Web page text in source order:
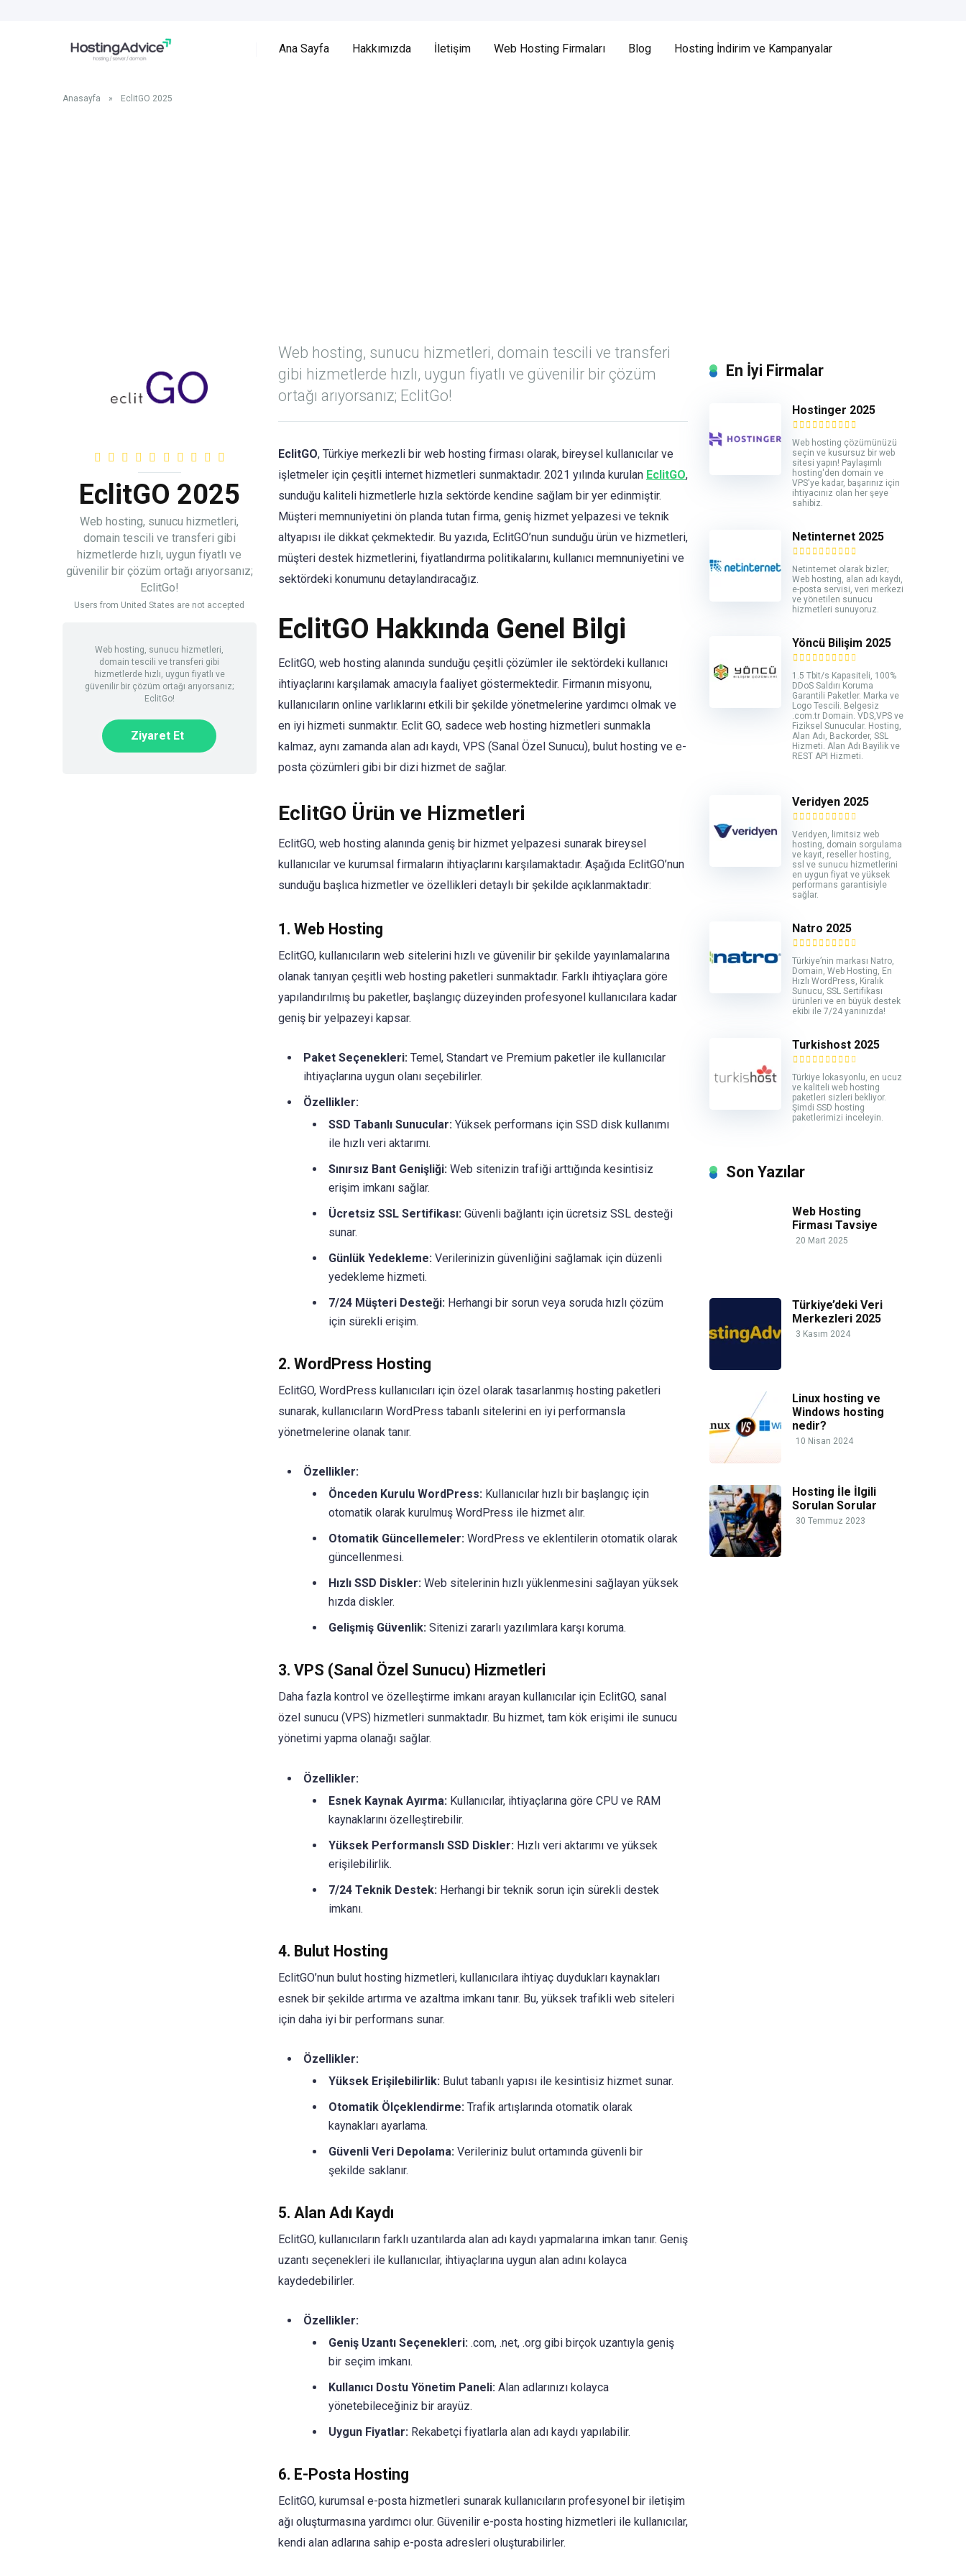
Ana Sayfa Hakkımızda İletişim Web Hosting Firmaları Blog Hosting İndirim ve Kampanyalar
Anasayfa » EclitGO 2025
EclitGO 2025
Web hosting, sunucu hizmetleri,
domain tescili ve transferi gibi
hizmetlerde hızlı, uygun fiyatlı ve
güvenilir bir çözüm ortağı arıyorsanız;
EclitGo!
Users from United States are not accepted
Web hosting, sunucu hizmetleri,
domain tescili ve transferi gibi
hizmetlerde hızlı, uygun fiyatlı ve
güvenilir bir çözüm ortağı arıyorsanız;
EclitGo!
Ziyaret Et
Web hosting, sunucu hizmetleri, domain tescili ve transferi
gibi hizmetlerde hızlı, uygun fiyatlı ve güvenilir bir çözüm
ortağı arıyorsanız; EclitGo!
EclitGO, Türkiye merkezli bir web hosting firması olarak, bireysel kullanıcılar ve
işletmeler için çeşitli internet hizmetleri sunmaktadır. 2021 yılında kurulan EclitGO,
sunduğu kaliteli hizmetlerle hızla sektörde kendine sağlam bir yer edinmiştir.
Müşteri memnuniyetini ön planda tutan firma, geniş hizmet yelpazesi ve teknik
altyapısı ile dikkat çekmektedir. Bu yazıda, EclitGO’nun sunduğu ürün ve hizmetleri,
müşteri destek hizmetlerini, fiyatlandırma politikalarını, kullanıcı memnuniyetini ve
sektördeki konumunu detaylandıracağız.
EclitGO Hakkında Genel Bilgi
EclitGO, web hosting alanında sunduğu çeşitli çözümler ile sektördeki kullanıcı
ihtiyaçlarını karşılamak amacıyla faaliyet göstermektedir. Firmanın misyonu,
kullanıcıların online varlıklarını etkili bir şekilde yönetmelerine yardımcı olmak ve
en iyi hizmeti sunmaktır. Eclit GO, sadece web hosting hizmetleri sunmakla
kalmaz, aynı zamanda alan adı kaydı, VPS (Sanal Özel Sunucu), bulut hosting ve e-
posta çözümleri gibi bir dizi hizmet de sağlar.
EclitGO Ürün ve Hizmetleri
EclitGO, web hosting alanında geniş bir hizmet yelpazesi sunarak bireysel
kullanıcılar ve kurumsal firmaların ihtiyaçlarını karşılamaktadır. Aşağıda EclitGO’nun
sunduğu başlıca hizmetler ve özellikleri detaylı bir şekilde açıklanmaktadır:
1. Web Hosting
EclitGO, kullanıcıların web sitelerini hızlı ve güvenilir bir şekilde yayınlamalarına
olanak tanıyan çeşitli web hosting paketleri sunmaktadır. Farklı ihtiyaçlara göre
yapılandırılmış bu paketler, başlangıç düzeyinden profesyonel kullanıcılara kadar
geniş bir yelpazeyi kapsar.
Paket Seçenekleri: Temel, Standart ve Premium paketler ile kullanıcılar
ihtiyaçlarına uygun olanı seçebilirler.
Özellikler:
SSD Tabanlı Sunucular: Yüksek performans için SSD disk kullanımı
ile hızlı veri aktarımı.
Sınırsız Bant Genişliği: Web sitenizin trafiği arttığında kesintisiz
erişim imkanı sağlar.
Ücretsiz SSL Sertifikası: Güvenli bağlantı için ücretsiz SSL desteği
sunar.
Günlük Yedekleme: Verilerinizin güvenliğini sağlamak için düzenli
yedekleme hizmeti.
7/24 Müşteri Desteği: Herhangi bir sorun veya soruda hızlı çözüm
için sürekli erişim.
2. WordPress Hosting
EclitGO, WordPress kullanıcıları için özel olarak tasarlanmış hosting paketleri
sunarak, kullanıcıların WordPress tabanlı sitelerini en iyi performansla
yönetmelerine olanak tanır.
Özellikler:
Önceden Kurulu WordPress:Kullanıcılar hızlı bir başlangıç için
otomatik olarak kurulmuş WordPress ile hizmet alır.
Otomatik Güncellemeler:WordPress ve eklentilerin otomatik olarak
güncellenmesi.
Hızlı SSD Diskler:Web sitelerinin hızlı yüklenmesini sağlayan yüksek
hızda diskler.
Gelişmiş Güvenlik:Sitenizi zararlı yazılımlara karşı koruma.
3. VPS (Sanal Özel Sunucu) Hizmetleri
Daha fazla kontrol ve özelleştirme imkanı arayan kullanıcılar için EclitGO, sanal
özel sunucu (VPS) hizmetleri sunmaktadır. Bu hizmet, tam kök erişimi ile sunucu
yönetimi yapma olanağı sağlar.
Özellikler:
Esnek Kaynak Ayırma: Kullanıcılar, ihtiyaçlarına göre CPU ve RAM
kaynaklarını özelleştirebilir.
Yüksek Performanslı SSD Diskler: Hızlı veri aktarımı ve yüksek
erişilebilirlik.
7/24 Teknik Destek: Herhangi bir teknik sorun için sürekli destek
imkanı.
4. Bulut Hosting
EclitGO’nun bulut hosting hizmetleri, kullanıcılara ihtiyaç duydukları kaynakları
esnek bir şekilde artırma ve azaltma imkanı tanır. Bu, yüksek trafikli web siteleri
için daha iyi bir performans sunar.
Özellikler:
Yüksek Erişilebilirlik:Bulut tabanlı yapısı ile kesintisiz hizmet sunar.
Otomatik Ölçeklendirme:Trafik artışlarında otomatik olarak
kaynakları ayarlama.
Güvenli Veri Depolama:Verileriniz bulut ortamında güvenli bir
şekilde saklanır.
5. Alan Adı Kaydı
EclitGO, kullanıcıların farklı uzantılarda alan adı kaydı yapmalarına imkan tanır. Geniş
uzantı seçenekleri ile kullanıcılar, ihtiyaçlarına uygun alan adını kolayca
kaydedebilirler.
Özellikler:
Geniş Uzantı Seçenekleri:.com, .net, .org gibi birçok uzantıyla geniş
bir seçim imkanı.
Kullanıcı Dostu Yönetim Paneli:Alan adlarınızı kolayca
yönetebileceğiniz bir arayüz.
Uygun Fiyatlar:Rekabetçi fiyatlarla alan adı kaydı yapılabilir.
6. E-Posta Hosting
EclitGO, kurumsal e-posta hizmetleri sunarak kullanıcıların profesyonel bir iletişim
ağı oluşturmasına yardımcı olur. Güvenilir e-posta hosting hizmetleri ile kullanıcılar,
kendi alan adlarına sahip e-posta adresleri oluşturabilirler.
En İyi Firmalar
Hostinger 2025
Web hosting çözümünüzü
seçin ve kusursuz bir web
sitesi yapın! Paylaşımlı
hosting'den domain ve
VPS'ye kadar, başarınız için
ihtiyacınız olan her şeye
sahibiz.
Netinternet 2025
Netinternet olarak bizler;
Web hosting, alan adı kaydı,
e-posta servisi, veri merkezi
ve yönetilen sunucu
hizmetleri sunuyoruz.
Yöncü Bilişim 2025
1.5 Tbit/s Kapasiteli, 100%
DDoS Saldırı Koruma
Garantili Paketler. Marka ve
Logo Tescili. Belgesiz
.com.tr Domain. VDS,VPS ve
Fiziksel Sunucular. Hosting,
Alan Adı, Backorder, SSL
Hizmeti. Alan Adı Bayilik ve
REST API Hizmeti.
Veridyen 2025
Veridyen, limitsiz web
hosting, domain sorgulama
ve kayıt, reseller hosting,
ssl ve sunucu hizmetlerini
en uygun fiyat ve yüksek
performans garantisiyle
sağlar.
Natro 2025
Türkiye’nin markası Natro,
Domain, Web Hosting, En
Hızlı WordPress, Kiralık
Sunucu, SSL Sertifikası
ürünleri ve en büyük destek
ekibi ile 7/24 yanınızda!
Turkishost 2025
Türkiye lokasyonlu, en ucuz
ve kaliteli web hosting
paketleri sizleri bekliyor.
Şimdi SSD hosting
paketlerimizi inceleyin.
Son Yazılar
Web Hosting
Firması Tavsiye
20 Mart 2025
Türkiye’deki Veri
Merkezleri 2025
3 Kasım 2024
Linux hosting ve
Windows hosting
nedir?
10 Nisan 2024
Hosting İle İlgili
Sorulan Sorular
30 Temmuz 2023